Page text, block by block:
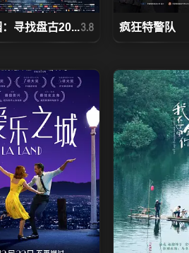
寻找盘古20...3.8 疯狂特警队